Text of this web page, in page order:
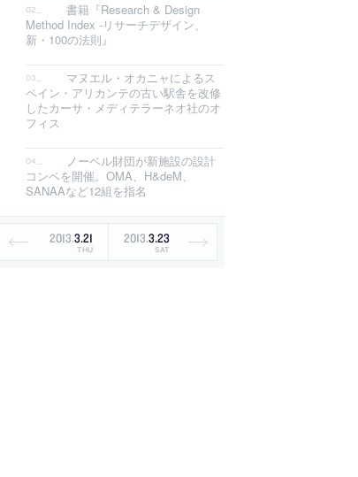
書籍『Research & Design
Method Index -リサーチデザイン、
新・100の法則』
マヌエル・オカニャによるス
ペイン・アリカンテの古い駅舎を改修
したカーサ・メディテラーネオ社のオ
フィス
ノーベル財団が新施設の設計
コンペを開催。OMA、H&deM、
SANAAなど12組を指名
2013.3.21
THU
2013.3.23
SAT